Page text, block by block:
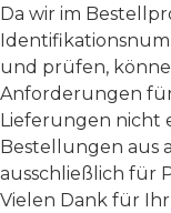
Da wir im
und prüfen,
Anforderungen
Lieferungen nicht
Bestellungen aus
ausschließlich für
Vielen Dank für Ihr